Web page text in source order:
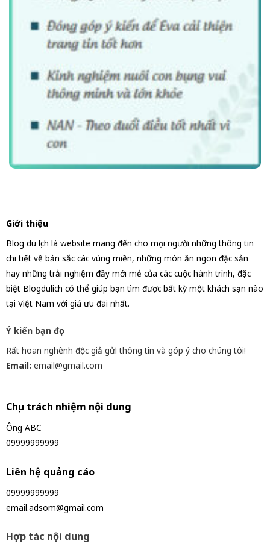
Giới thiệu
Blog du lịch là website mang đến cho mọi người những thông tin
chi tiết về bản sắc các vùng miền, những món ăn ngon đặc sản
hay những trải nghiệm đầy mới mẻ của các cuộc hành trình, đặc
biệt Blogdulich có thể giúp bạn tìm được bất kỳ một khách sạn nào
tại Việt Nam với giá ưu đãi nhất.
Ý kiến bạn đọc
Rất hoan nghênh độc giả gửi thông tin và góp ý cho chúng tôi!
Email: email@gmail.com
Chịu trách nhiệm nội dung
Ông ABC
09999999999
Liên hệ quảng cáo
09999999999
email.adsom@gmail.com
Hợp tác nội dung